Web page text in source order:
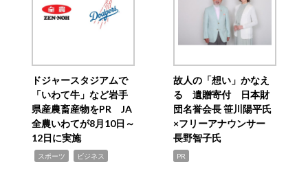
ドジャースタジアムで
「いわて牛」など岩手
県産農畜産物をPR JA
全農いわてが8月10日～
12日に実施
スポーツ ビジネス
故人の「想い」かなえ
る 遺贈寄付 日本財
団名誉会長 笹川陽平氏
×フリーアナウンサー
長野智子氏
PR